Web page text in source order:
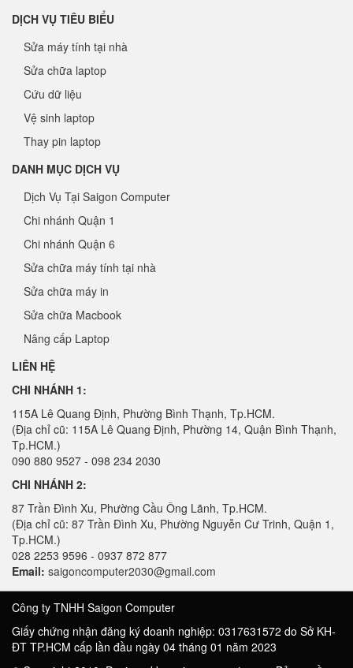
DỊCH VỤ TIÊU BIỂU
Sửa máy tính tại nhà
Sửa chữa laptop
Cứu dữ liệu
Vệ sinh laptop
Thay pin laptop
DANH MỤC DỊCH VỤ
Dịch Vụ Tại Saigon Computer
Chi nhánh Quận 1
Chi nhánh Quận 6
Sửa chữa máy tính tại nhà
Sửa chữa máy in
Sửa chữa Macbook
Nâng cấp Laptop
LIÊN HỆ
CHI NHÁNH 1:
115A Lê Quang Định, Phường Bình Thạnh, Tp.HCM.
(Địa chỉ cũ: 115A Lê Quang Định, Phường 14, Quận Bình Thạnh,
Tp.HCM.)
090 880 9527 - 098 234 2030
CHI NHÁNH 2:
87 Trần Đình Xu, Phường Cầu Ông Lãnh, Tp.HCM.
(Địa chỉ cũ: 87 Trần Đình Xu, Phường Nguyễn Cư Trinh, Quận 1,
Tp.HCM.)
028 2253 9596 - 0937 872 877
Email: saigoncomputer2030@gmail.com
Công ty TNHH Saigon Computer
Giấy chứng nhận đăng ký doanh nghiệp: 0317631572 do Sở KH-
ĐT TP.HCM cấp lần đầu ngày 04 tháng 01 năm 2023